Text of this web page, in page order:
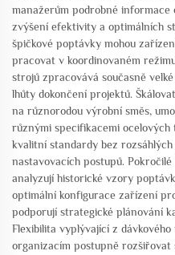
manažerům podrobné
zvýšení efektivity a optimálních
špičkové poptávky mohou
pracovat v koordinovaném
strojů zpracovává současně
lhůty dokončení projektů.
na různorodou výrobní směs,
různými specifikacemi
kvalitní standardy bez
nastavovacích postupů.
analyzují historické vzory
optimální konfigurace zařízení
podporují strategické plánování
Flexibilita vyplývající z
organizacím postupně